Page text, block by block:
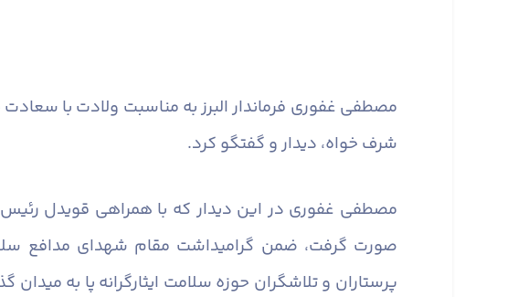
مصطفی غفوری فرماندار البرز به مناسبت ولادت با
شرف خواه، دیدار و گفتگو کرد.
مصطفی غفوری در این دیدار که با همراهی قویدل رئیس
صورت گرفت، ضمن گرامیداشت مقام شهدای مدافع
پرستاران و تلاشگران حوزه سلامت ایثارگرانه پا به